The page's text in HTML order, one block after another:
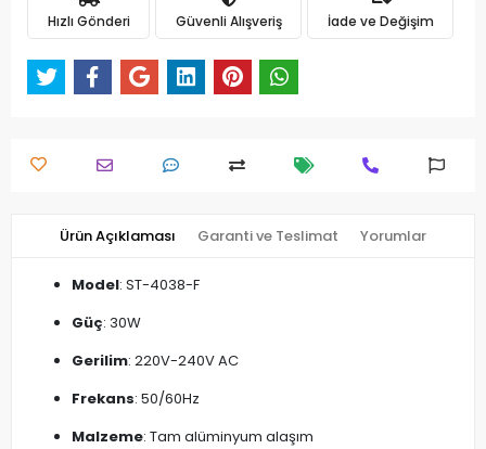
Hızlı Gönderi Güvenli Alışveriş İade ve Değişim
Ürün Açıklaması Garanti ve Teslimat Yorumlar
Model: ST-4038-F
Güç: 30W
Gerilim: 220V-240V AC
Frekans: 50/60Hz
Malzeme: Tam alüminyum alaşım